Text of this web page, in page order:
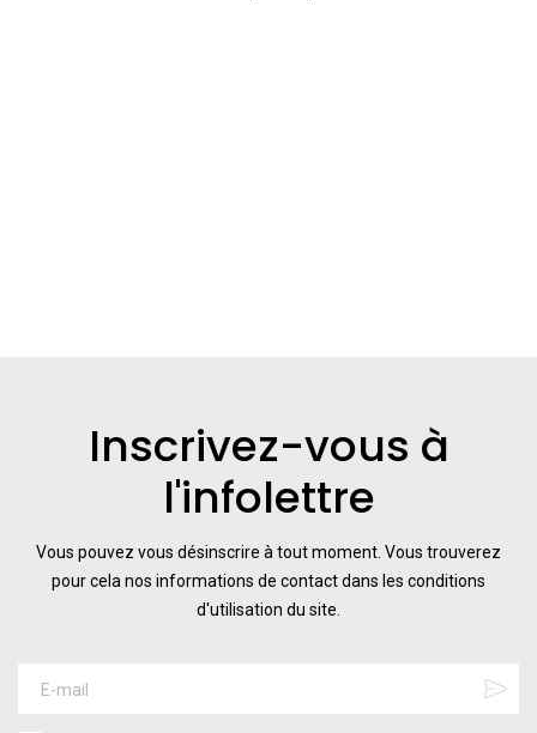
Inscrivez-vous à
l'infolettre
Vous pouvez vous désinscrire à tout moment. Vous trouverez
pour cela nos informations de contact dans les conditions
d'utilisation du site.